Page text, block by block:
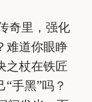
奇里，强化
难道你眼睁
之杖在铁匠
手黑”吗？